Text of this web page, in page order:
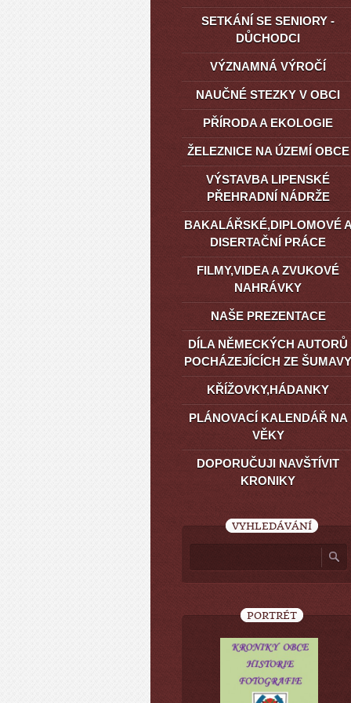
SETKÁNÍ SE SENIORY -
DŮCHODCI
VÝZNAMNÁ VÝROČÍ
NAUČNÉ STEZKY V OBCI
PŘÍRODA A EKOLOGIE
ŽELEZNICE NA ÚZEMÍ OBCE
VÝSTAVBA LIPENSKÉ
PŘEHRADNÍ NÁDRŽE
BAKALÁŘSKÉ,DIPLOMOVÉ
DISERTAČNÍ PRÁCE
FILMY,VIDEA A ZVUKOVÉ
NAHRÁVKY
NAŠE PREZENTACE
DÍLA NĚMECKÝCH AUTORŮ
POCHÁZEJÍCÍCH ZE ŠUMAVY
KŘÍŽOVKY,HÁDANKY
PLÁNOVACÍ KALENDÁŘ NA
VĚKY
DOPORUČUJI NAVŠTÍVIT
KRONIKY
VYHLEDÁVÁNÍ
PORTRÉT